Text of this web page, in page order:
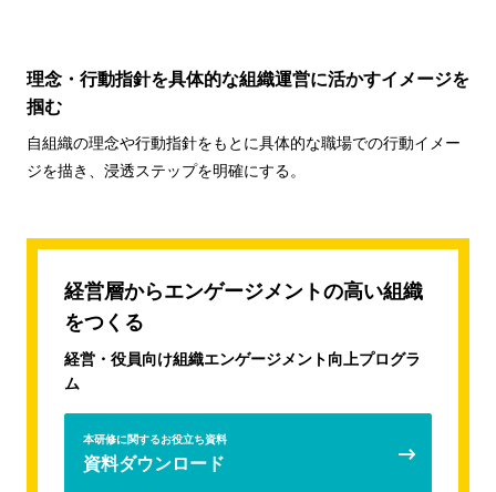
理念・行動指針を具体的な組織運営に活かすイメージを
掴む
自組織の理念や行動指針をもとに具体的な職場での行動イメー
ジを描き、浸透ステップを明確にする。
経営層からエンゲージメントの高い組織
をつくる
経営・役員向け組織エンゲージメント向上プログラ
ム
本研修に関するお役立ち資料
資料ダウンロード